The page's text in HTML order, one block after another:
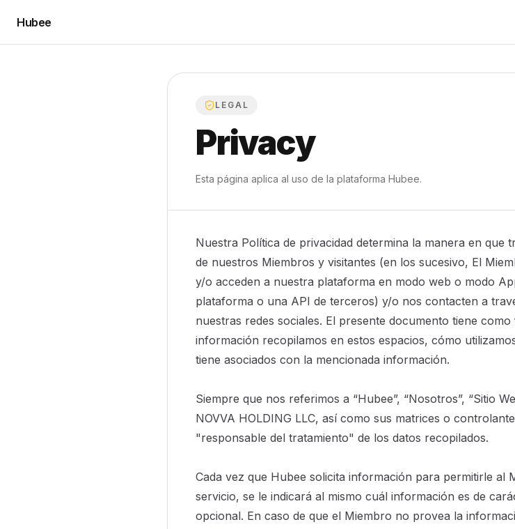
Hubee
LEGAL
Privacy
Esta página aplica al uso de la plataforma Hubee.
Nuestra Política de privacidad determina la manera en que
de nuestros Miembros y visitantes (en los sucesivo, El
y/o acceden a nuestra plataforma en modo web o modo
plataforma o una API de terceros) y/o nos contacten a
nuestras redes sociales. El presente documento tiene
información recopilamos en estos espacios, cómo
tiene asociados con la mencionada información.
Siempre que nos referimos a “Hubee”, “Nosotros”, “Sitio
NOVVA HOLDING LLC, así como sus matrices o
"responsable del tratamiento" de los datos recopilados.
Cada vez que Hubee solicita información para permitirle al
servicio, se le indicará al mismo cuál información es de
opcional. En caso de que el Miembro no provea la